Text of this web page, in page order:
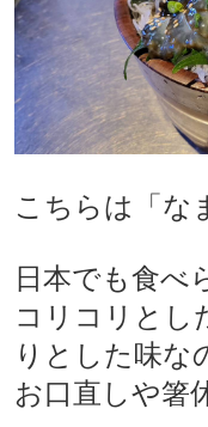
こちらは「な
日本でも食べ
コリコリとし
りとした味な
お口直しや箸